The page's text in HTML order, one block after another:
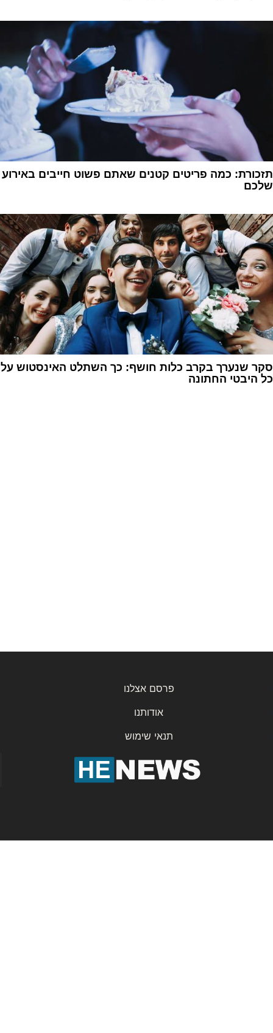
תזכורת: כמה פריטים קטנים שאתם פשוט חייבים באירוע
שלכם
סקר שנערך בקרב כלות חושף: כך השתלט האינסטוש על
כל היבטי החתונה
פרסם אצלנו
אודותנו
תנאי שימוש